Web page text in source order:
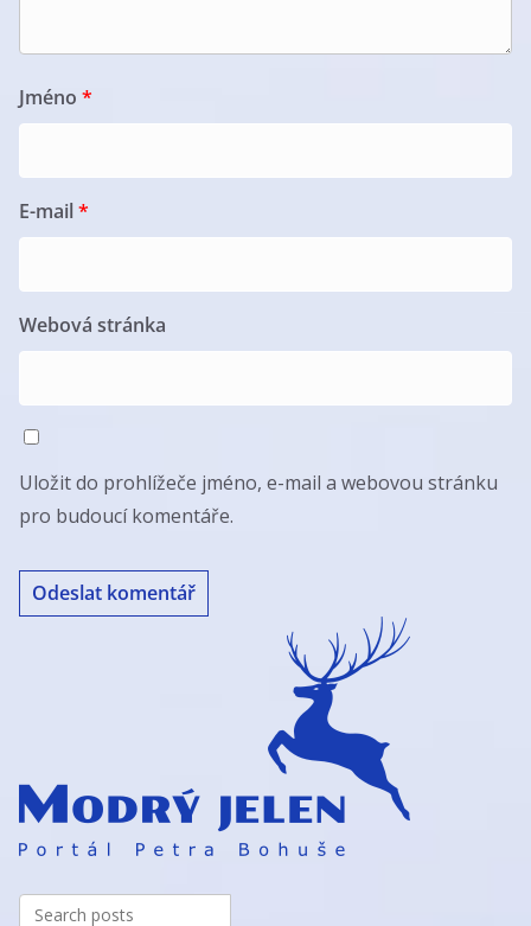
Jméno *
E-mail*
Webová stránka
Uložit do prohlížeče jméno, e-mail a webovou stránku
pro budoucí komentáře.
n
i